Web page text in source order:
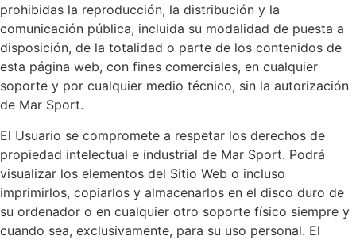
prohibidas la reproducción, la distribución y la
comunicación pública, incluida su modalidad de puesta a
disposición, de la totalidad o parte de los contenidos de
esta página web, con fines comerciales, en cualquier
soporte y por cualquier medio técnico, sin la autorización
de Mar Sport.
El Usuario se compromete a respetar los derechos de
propiedad intelectual e industrial de Mar Sport. Podrá
visualizar los elementos del Sitio Web o incluso
imprimirlos, copiarlos y almacenarlos en el disco duro de
su ordenador o en cualquier otro soporte físico siempre y
cuando sea, exclusivamente, para su uso personal. El